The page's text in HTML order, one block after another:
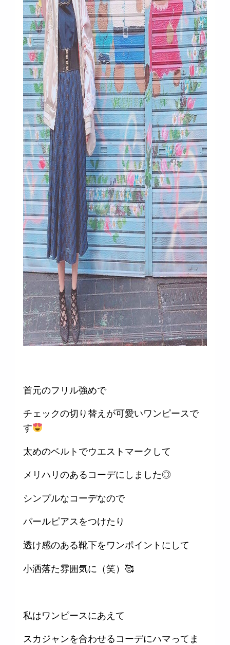
首元のフリル強めで
チェックの切り替えが可愛いワンピースで
す
太めのベルトでウエストマークして
メリハリのあるコーデにしました◎
シンプルなコーデなので
パールピアスをつけたり
透け感のある靴下をワンポイントにして
小洒落た雰囲気に（笑）🥰
私はワンピースにあえて
スカジャンを合わせるコーデにハマってま